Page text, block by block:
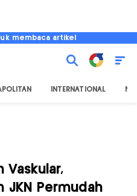
membaca artikel
INTERNATIONAL
Vaskular,
JKN Permudah